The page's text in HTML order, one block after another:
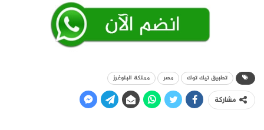
تطبيق تيك توك مصر مملكة البلوغرز
مشاركة